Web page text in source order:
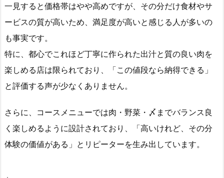
一見すると価格帯はやや高めですが、その分だけ食材やサ
ービスの質が高いため、満足度が高いと感じる人が多いの
も事実です。
特に、都心でこれほど丁寧に作られた出汁と質の良い肉を
楽しめる店は限られており、「この値段なら納得できる」
と評価する声が少なくありません。
さらに、コースメニューでは肉・野菜・〆までバランス良
く楽しめるように設計されており、「高いけれど、その分
体験の価値がある」とリピーターを生み出しています。